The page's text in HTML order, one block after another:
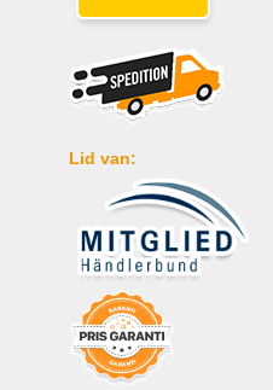
Lid van: